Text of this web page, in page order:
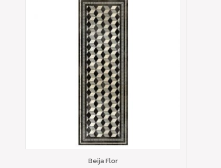
Beija Flor